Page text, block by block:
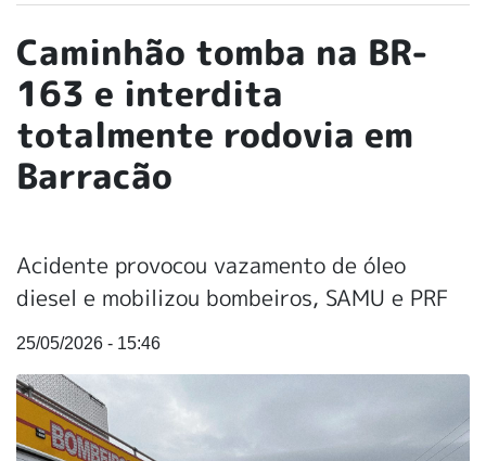
Caminhão tomba na BR-
163 e interdita
totalmente rodovia em
Barracão
Acidente provocou vazamento de óleo
diesel e mobilizou bombeiros, SAMU e PRF
25/05/2026 - 15:46